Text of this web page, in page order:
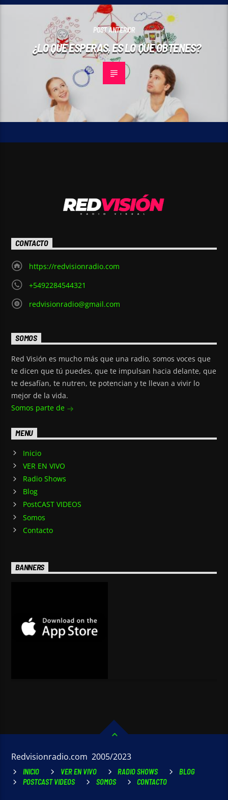
POST ANTERIOR
¿LO QUE ESPERAS, ES LO QUE OBTENES?
CONTACTO
https://redvisionradio.com
+5492284544321
redvisionradio@gmail.com
SOMOS
Red Visión es mucho más que una radio, somos voces que
te dicen que tú puedes, que te impulsan hacia delante, que
te desafían, te nutren, te potencian y te llevan a vivir lo
mejor de la vida.
Somos parte de
MENU
Inicio
VER EN VIVO
Radio Shows
Blog
PostCAST VIDEOS
Somos
Contacto
BANNERS
Redvisionradio.com 2005/2023
INICIO VER EN VIVO RADIO SHOWS
BLOG
POSTCAST VIDEOS
SOMOS CONTACTO